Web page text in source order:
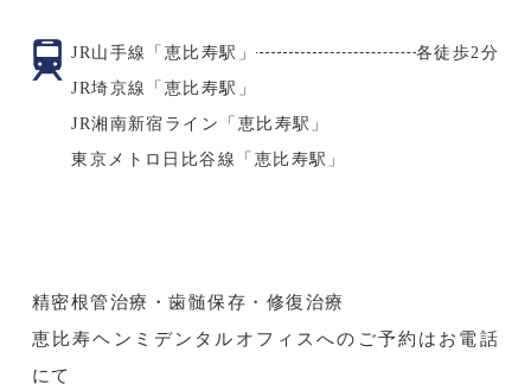
JR山手線「恵比寿駅」
各徒歩2分
JR埼京線「恵比寿駅」
JR湘南新宿ライン「恵比寿駅」
東京メトロ日比谷線「恵比寿駅」
精密根管治療・歯髄保存・修復治療
恵比寿ヘンミデンタルオフィスへのご予約はお電話
にて